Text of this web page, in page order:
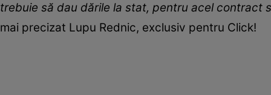
trebuie să dau dările la stat, pentru acel contract
mai precizat Lupu Rednic, exclusiv pentru Click!